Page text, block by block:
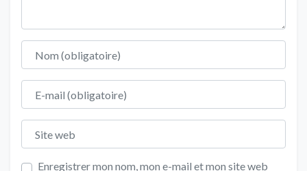
Nom
E-mail
Site web
Enregistrer mon nom, mon e-mail et mon site web